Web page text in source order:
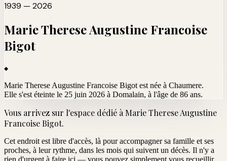
1939 — 2026
Marie Therese Augustine Francoise
Bigot
Marie Therese Augustine Francoise Bigot est née à Chaumere.
Elle s'est éteinte le 25 juin 2026 à Domalain, à l'âge de 86 ans.
Vous arrivez sur l'espace dédié à Marie Therese Augustine
Francoise Bigot.
Cet endroit est libre d'accès, là pour accompagner sa famille et ses
proches, à leur rythme, dans les mois qui suivent un décès. Il n'y a
rien d'urgent à faire ici — vous pouvez simplement vous recueillir,